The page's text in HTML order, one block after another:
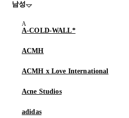
남성
A-COLD-WALL*
ACMH
ACMH x Love International
Acne Studios
adidas